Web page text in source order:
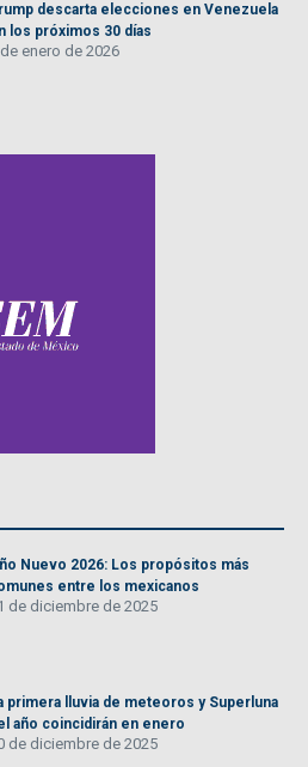
descarta elecciones en Venezuela
los próximos 30 días
enero de 2026
Nuevo 2026: Los propósitos más
entre los mexicanos
de diciembre de 2025
primera lluvia de meteoros y Superluna
año coincidirán en enero
de diciembre de 2025